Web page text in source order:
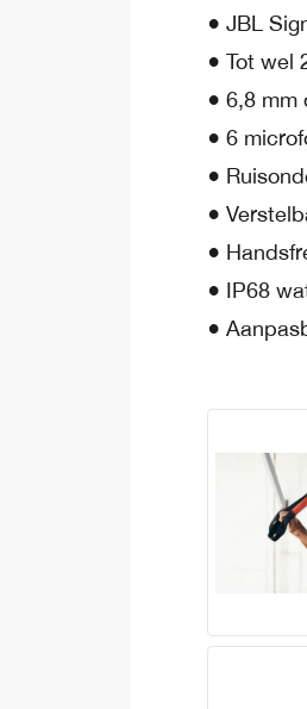
● JBL
● Tot wel
● 6,8 mm
● 6
●
●
●
● IP68
●